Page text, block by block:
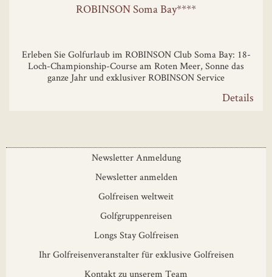
ROBINSON Soma Bay****
Erleben Sie Golfurlaub im ROBINSON Club Soma Bay: 18-
Loch-Championship-Course am Roten Meer, Sonne das
ganze Jahr und exklusiver ROBINSON Service
Details
Newsletter Anmeldung
Newsletter anmelden
Golfreisen weltweit
Golfgruppenreisen
Longs Stay Golfreisen
Ihr Golfreisenveranstalter für exklusive Golfreisen
Kontakt zu unserem Team